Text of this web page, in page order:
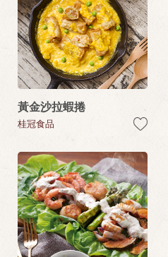
黃金沙拉蝦捲
桂冠食品